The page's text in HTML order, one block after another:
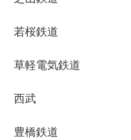
若桜鉄道
草軽電気鉄道
西武
豊橋鉄道